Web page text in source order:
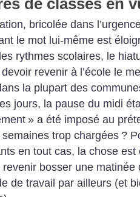
de classes en
bricolée dans
le mot lui-même est
rythmes scolaires, le
revenir à l’école le
la plupart des
jours, la pause du midi
» a été imposé au
trop chargées ?
en tout cas, la chose
bosser une matinée
de travail par ailleurs (et